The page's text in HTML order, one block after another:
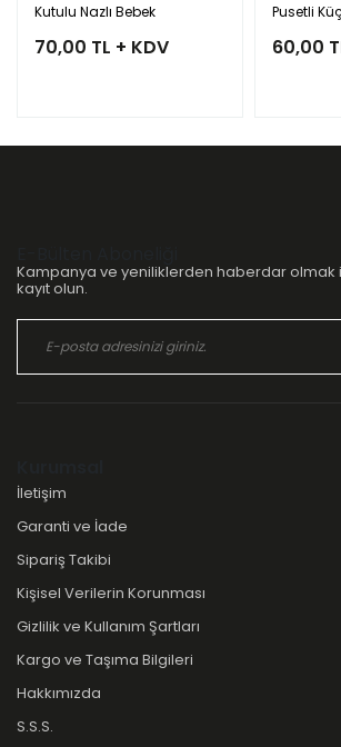
Kutulu Nazlı Bebek
70,00 TL + KDV
Pusetli
60,00
Kampanya ve yeniliklerden haberdar
kayıt olun.
İletişim
Garanti ve İade
Sipariş Takibi
Kişisel Verilerin Korunması
Gizlilik ve Kullanım Şartları
Kargo ve Taşıma Bilgileri
Hakkımızda
S.S.S.